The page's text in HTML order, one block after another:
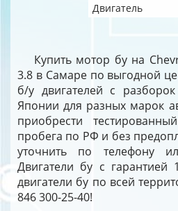
Двигатель
Купить мотор бу на
3.8 в Самаре по выгодной
б/у двигателей с
Японии для разных марок
приобрести
пробега по РФ и без
уточнить по телефону
Двигатели бу с гарантией
двигатели бу по всей
846 300-25-40!